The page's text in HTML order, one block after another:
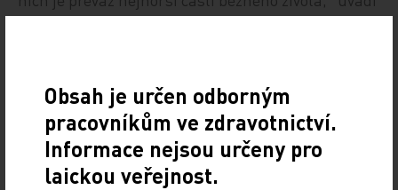
tricyklická antidepresiva (amitriptylin) nebo
antikonvulziva (karbamazepin). Často bývá
nezbytné nasadit pacientovi i antidepresiva.
Obsah je určen odborným
pracovníkům ve zdravotnictví.
Informace nejsou určeny pro
laickou veřejnost.